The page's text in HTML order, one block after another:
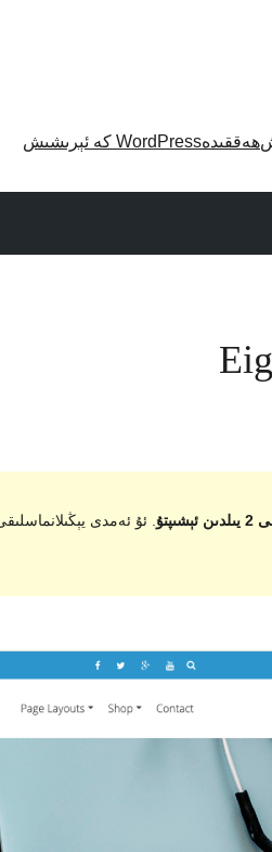
ھەققىدەWordPress كە ئېرىشىش